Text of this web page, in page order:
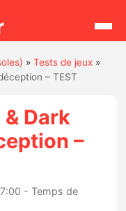
Rechercher
»Tests de jeux »
– TEST
Dark
–
- Temps de